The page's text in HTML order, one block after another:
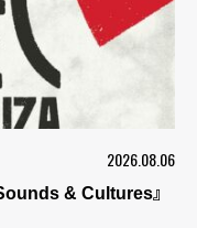
2026.08.06
& Cultures』